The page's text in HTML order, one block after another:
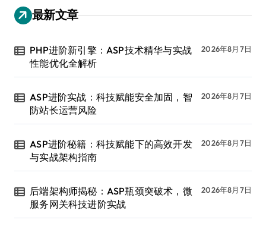
最新文章
PHP进阶新引擎：ASP技术精华与实战
性能优化全解析
2026年8月7日
ASP进阶实战：科技赋能安全加固，智
防站长运营风险
2026年8月7日
ASP进阶秘籍：科技赋能下的高效开发
与实战架构指南
2026年8月7日
后端架构师揭秘：ASP瓶颈突破术，微
服务网关科技进阶实战
2026年8月7日